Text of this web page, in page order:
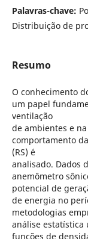
Palavras-chave:
Distribuição de
Resumo
O conhecimento
um papel
ventilação
de ambientes e
comportamento
(RS) é
analisado. Dados
anemômetro
potencial de
de energia no
metodologias
análise estatística
funções de